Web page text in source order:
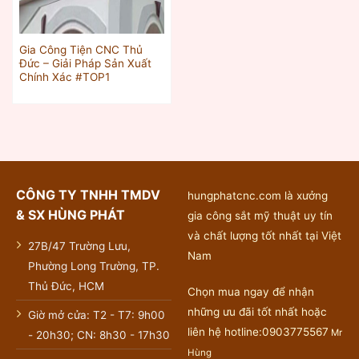
Gia Công Tiện CNC Thủ
Đức – Giải Pháp Sản Xuất
Chính Xác #TOP1
CÔNG TY TNHH TMDV
& SX HÙNG PHÁT
27B/47 Trường Lưu,
Phường Long Trường, TP.
Thủ Đức, HCM
Giờ mở cửa: T2 - T7: 9h00
- 20h30; CN: 8h30 - 17h30
hungphatcnc.com là xưởng
gia công sắt mỹ thuật uy tín
và chất lượng tốt nhất tại Việt
Nam
Chọn mua ngay để nhận
những ưu đãi tốt nhất hoặc
liên hệ hotline:0903775567 Mr
Hùng